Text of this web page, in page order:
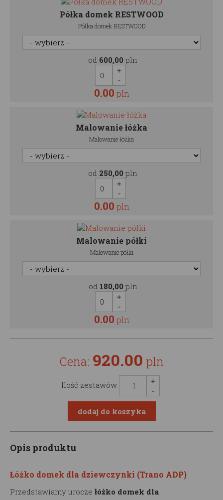
Półka domek RESTWOOD
Półka domek RESTWOOD
od 600,00 pln
0.00 pln
Malowanie łóżka
Malowanie łóżka
od 250,00 pln
0.00 pln
Malowanie półki
Malowanie półki
od 180,00 pln
0.00 pln
Cena: 920.00 pln
Ilość zestawów
Opis produktu
Łóżko domek dla dziewczynki (Trano ADP)
Przedstawiamy urocze łóżko domek dla